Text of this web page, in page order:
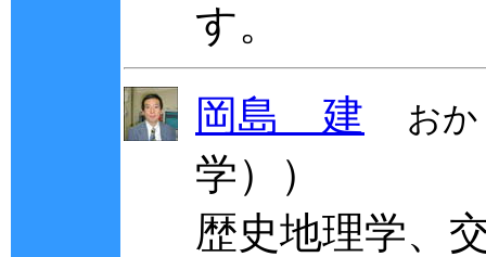
す。
岡島 建
お
学））
歴史地理学、